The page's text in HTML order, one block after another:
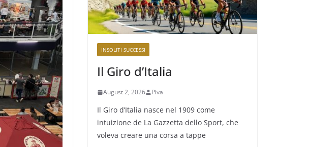
INSOLITI SUCCESSI
Il Giro d’Italia
August 2, 2026 Piva
Il Giro d’Italia nasce nel 1909 come
intuizione de La Gazzetta dello Sport, che
voleva creare una corsa a tappe